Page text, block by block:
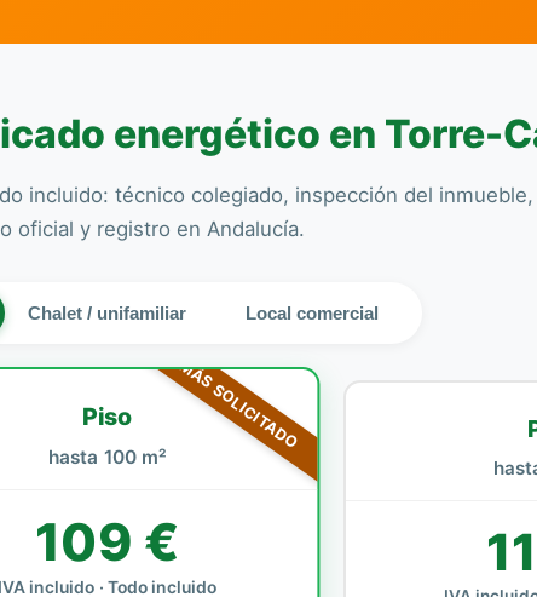
energético en Torre-
incluido: técnico colegiado, inspección del inmueble,
oficial y registro en Andalucía.
Chalet / unifamiliar Local comercial
MÁS SOLICITADO
Piso
hasta 100 m²
109 €
IVA incluido · Todo incluido